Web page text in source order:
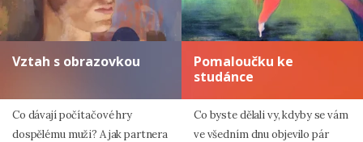
Vztah s obrazovkou
Co dávají počítačové hry
dospělému muži? A jak partnera
Pomaloučku ke
studánce
Co byste dělali vy, kdyby se vám
ve všedním dnu objevilo pár